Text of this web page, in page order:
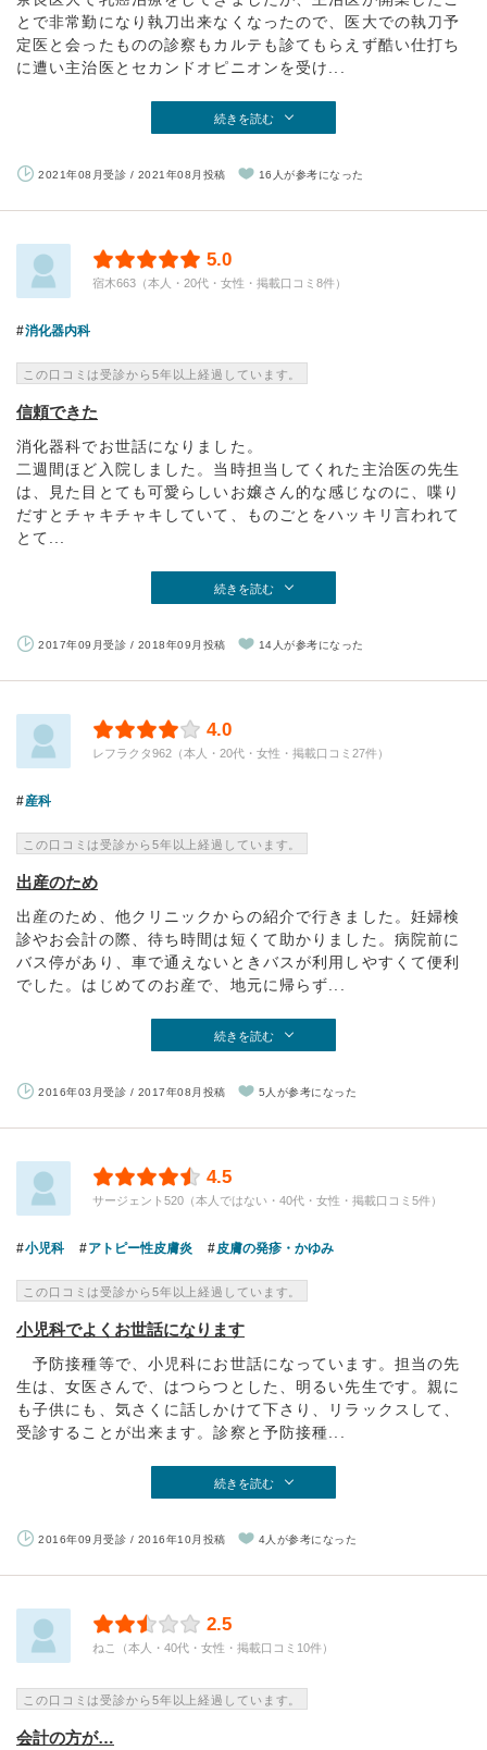
とで非常勤になり執刀出来なくなったので、医大での執刀予
定医と会ったものの診察もカルテも診てもらえず酷い仕打ち
に遭い主治医とセカンドオピニオンを受け...
続きを読む
2021年08月受診 / 2021年08月投稿 16人が参考になった
5.0
宿木663（本人・20代・女性・掲載口コミ8件）
消化器内科
この口コミは受診から5年以上経過しています。
信頼できた
消化器科でお世話になりました。
二週間ほど入院しました。当時担当してくれた主治医の先生
は、見た目とても可愛らしいお嬢さん的な感じなのに、喋り
だすとチャキチャキしていて、ものごとをハッキリ言われて
とて...
続きを読む
2017年09月受診 / 2018年09月投稿 14人が参考になった
4.0
レフラクタ962（本人・20代・女性・掲載口コミ27件）
産科
この口コミは受診から5年以上経過しています。
出産のため
出産のため、他クリニックからの紹介で行きました。妊婦検
診やお会計の際、待ち時間は短くて助かりました。病院前に
バス停があり、車で通えないときバスが利用しやすくて便利
でした。はじめてのお産で、地元に帰らず...
続きを読む
2016年03月受診 / 2017年08月投稿 5人が参考になった
4.5
サージェント520（本人ではない・40代・女性・掲載口コミ5件）
小児科 アトピー性皮膚炎 皮膚の発疹・かゆみ
この口コミは受診から5年以上経過しています。
小児科でよくお世話になります
予防接種等で、小児科にお世話になっています。担当の先
生は、女医さんで、はつらつとした、明るい先生です。親に
も子供にも、気さくに話しかけて下さり、リラックスして、
受診することが出来ます。診察と予防接種...
続きを読む
2016年09月受診 / 2016年10月投稿 4人が参考になった
2.5
ねこ（本人・40代・女性・掲載口コミ10件）
この口コミは受診から5年以上経過しています。
会計の方が…